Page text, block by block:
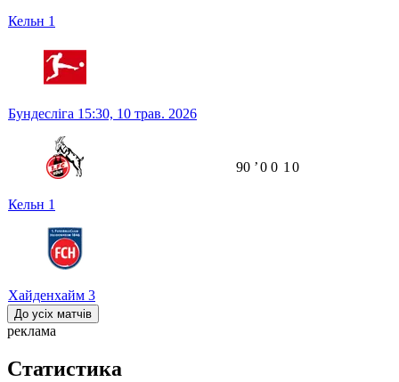
Кельн 1
Бундесліга 15:30, 10 трав. 2026
Кельн 1
Хайденхайм 3
90 ʼ0 0 1 0
До усіх матчів
реклама
Статистика